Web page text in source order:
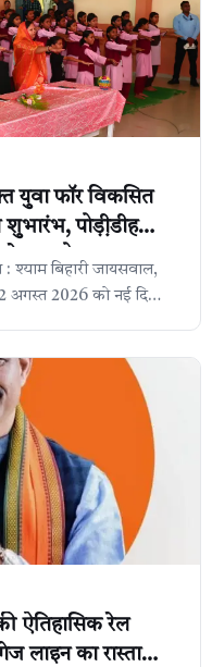
युवा फॉर विकसित
शुभारंभ, पोड़ी़डीह
ने युवाओ
बिहारी जायसवाल,
2 अगस्त 2026 को नई दिल्ली
ऐतिहासिक रेल
लाइन का रास्ता